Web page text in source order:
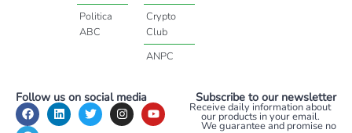
Politica
ABC
Crypto
Club
ANPC
Follow us on social media Subscribe to our newsletter
Receive daily information about
our products in your email.
We guarantee and promise no